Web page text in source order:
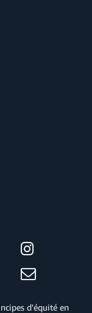
d'équité en